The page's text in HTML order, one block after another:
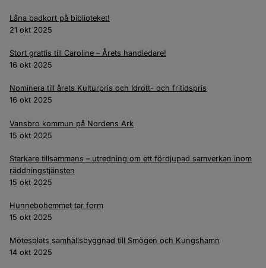
Låna badkort på biblioteket!
21 okt 2025
Stort grattis till Caroline – Årets handledare!
16 okt 2025
Nominera till årets Kulturpris och Idrott- och fritidspris
16 okt 2025
Vansbro kommun på Nordens Ark
15 okt 2025
Starkare tillsammans – utredning om ett fördjupad samverkan inom
räddningstjänsten
15 okt 2025
Hunnebohemmet tar form
15 okt 2025
Mötesplats samhällsbyggnad till Smögen och Kungshamn
14 okt 2025